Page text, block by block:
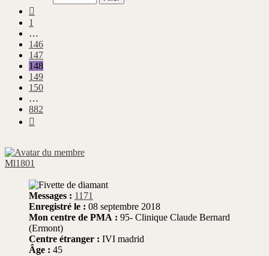
1
…
146
147
148
149
150
…
882
Ml1801
Messages : 1171
Enregistré le : 08 septembre 2018
Mon centre de PMA : 95- Clinique Claude Bernard
(Ermont)
Centre étranger : IVI madrid
Âge : 45